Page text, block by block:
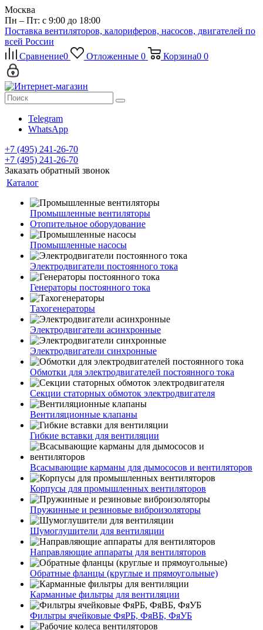
Москва
Пн – Пт: с 9:00 до 18:00
Поставка вентиляторов, калориферов, насосов, двигателей по
всей России
Сравнение0 Отложенные 0 Корзина0 0
Telegram
WhatsApp
+7 (495) 241-26-70
+7 (495) 241-26-70
Заказать обратный звонок
Каталог
Промышленные вентиляторы
Отопительное оборудование
Промышленные насосы
Электродвигатели постоянного тока
Генераторы постоянного тока
Тахогенераторы
Электродвигатели асинхронные
Электродвигатели синхронные
Обмотки для электродвигателей постоянного тока
Секции статорных обмоток электродвигателя
Вентиляционные клапаны
Гибкие вставки для вентиляции
Всасывающие карманы для дымососов и вентиляторов
Корпусы для промышленных вентиляторов
Пружинные и резиновые виброизоляторы
Шумоглушители для вентиляции
Направляющие аппараты для вентиляторов
Обратные фланцы (круглые и прямоугольные)
Карманные фильтры для вентиляции
Фильтры ячейковые ФяРБ, ФяВБ, ФяУБ